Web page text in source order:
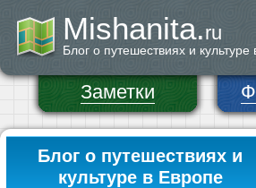
Mishanita.ru
Блог о путешествиях и культуре
Заметки
Блог о путешествиях и
культуре в Европе